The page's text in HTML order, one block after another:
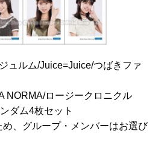
ュルム/Juice=Juice/つばきファ
NORMA/ロージークロニクル
ム4枚セット
、グループ・メンバーはお選び